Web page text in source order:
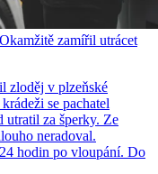
zamířil utrácet
zloděj v plzeňské
se pachatel
utratil za šperky. Ze
neradoval.
hodin po vloupání. Do